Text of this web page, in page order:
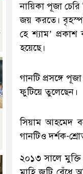
নায়িকা পূজা
জয় করতে।
হে শ্যাম’
হয়েছে।
গানটি প্রসঙ্গে
ফুটিয়ে তুলেছেন।
সিয়াম আহমেদ
গানটিও দর্শক-
২০১৩ সালে